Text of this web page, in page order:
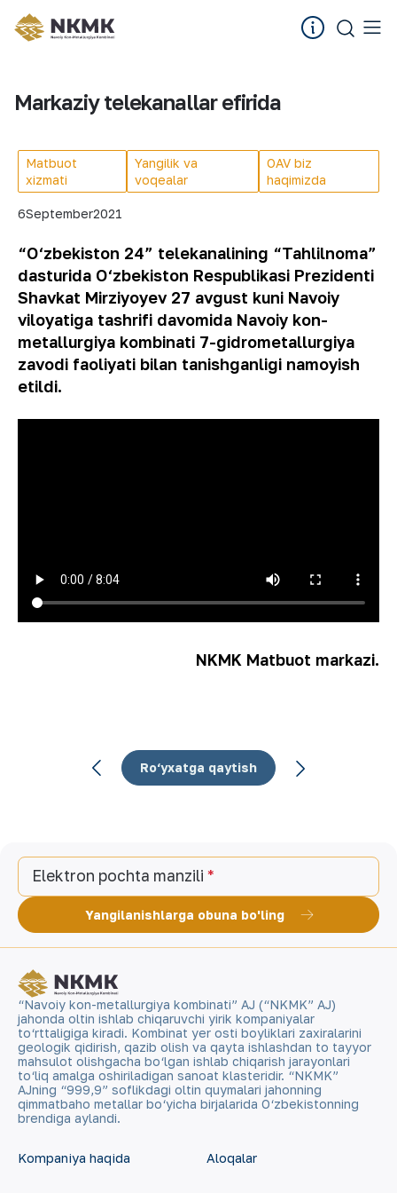
Markaziy telekanallar efirida
Matbuot
xizmati
Yangilik va
voqealar
OAV biz
haqimizda
6September2021
“O‘zbekiston 24” telekanalining “Tahlilnoma”
dasturida O‘zbekiston Respublikasi Prezidenti
Shavkat Mirziyoyev 27 avgust kuni Navoiy
viloyatiga tashrifi davomida Navoiy kon-
metallurgiya kombinati 7-gidrometallurgiya
zavodi faoliyati bilan tanishganligi namoyish
etildi.
NKMK Matbuot markazi.
Ro‘yxatga qaytish
Elektron pochta manzili
Yangilanishlarga obuna bo'ling
“Navoiy kon-metallurgiya kombinati” AJ (“NKMK” AJ)
jahonda oltin ishlab chiqaruvchi yirik kompaniyalar
to‘rttaligiga kiradi. Kombinat yer osti boyliklari zaxiralarini
geologik qidirish, qazib olish va qayta ishlashdan to tayyor
mahsulot olishgacha bo‘lgan ishlab chiqarish jarayonlari
to‘liq amalga oshiriladigan sanoat klasteridir. “NKMK”
AJning “999,9” soflikdagi oltin quymalari jahonning
qimmatbaho metallar bo‘yicha birjalarida O‘zbekistonning
brendiga aylandi.
Kompaniya haqida Aloqalar